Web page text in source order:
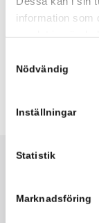
information som
Nödvändig
Inställningar
Statistik
Marknadsföring
✓ 88 kvm